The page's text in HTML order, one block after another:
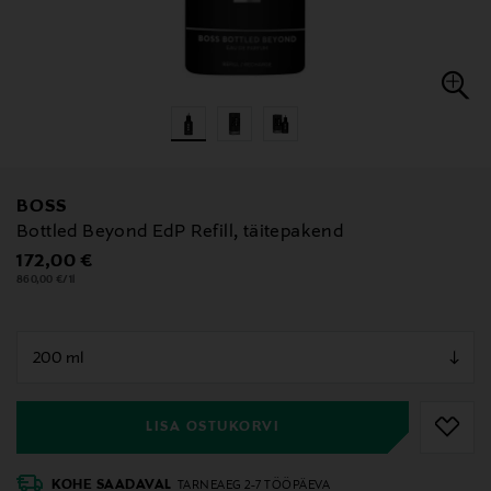
BOSS
Bottled Beyond EdP Refill, täitepakend
Original Price
172,00 €
860,00 €/1l
LISA OSTUKORVI
KOHE SAADAVAL TARNEAEG 2-7 TÖÖPÄEVA